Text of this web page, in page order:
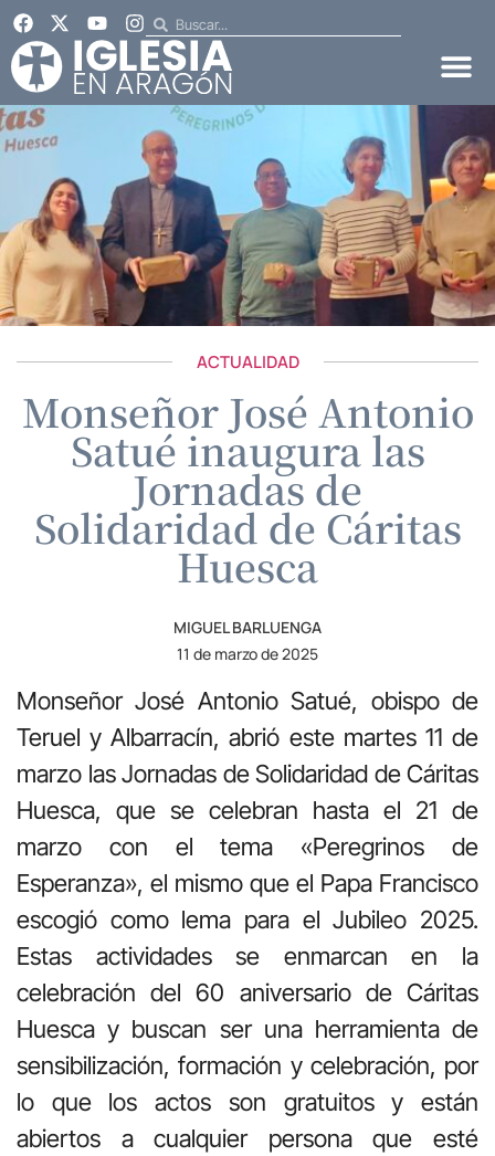
ACTUALIDAD
Monseñor José Antonio
Satué inaugura las
Jornadas de
Solidaridad de Cáritas
Huesca
MIGUEL BARLUENGA
11 de marzo de 2025
Monseñor José Antonio Satué, obispo de
Teruel y Albarracín, abrió este martes 11 de
marzo las Jornadas de Solidaridad de Cáritas
Huesca, que se celebran hasta el 21 de
marzo con el tema «Peregrinos de
Esperanza», el mismo que el Papa Francisco
escogió como lema para el Jubileo 2025.
Estas actividades se enmarcan en la
celebración del 60 aniversario de Cáritas
Huesca y buscan ser una herramienta de
sensibilización, formación y celebración, por
lo que los actos son gratuitos y están
abiertos a cualquier persona que esté